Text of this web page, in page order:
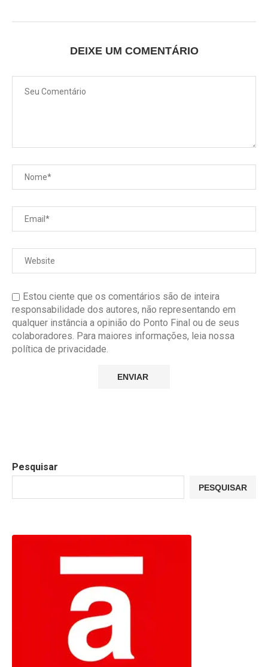
DEIXE UM COMENTÁRIO
Estou ciente que os comentários são de inteira
responsabilidade dos autores, não representando em
qualquer instância a opinião do Ponto Final ou de seus
colaboradores. Para maiores informações, leia nossa
política de privacidade.
Pesquisar
PESQUISAR